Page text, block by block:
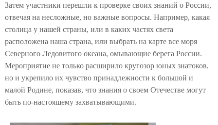
Затем участники перешли к проверке своих знаний о России,
отвечая на несложные, но важные вопросы. Например, какая
столица у нашей страны, или в каких частях света
расположена наша страна, или выбрать на карте все моря
Северного Ледовитого океана, омывающие берега России.
Мероприятие не только расширило кругозор юных знатоков,
но и укрепило их чувство принадлежности к большой и
малой Родине, показав, что знания о своем Отечестве могут
быть по-настоящему захватывающими.